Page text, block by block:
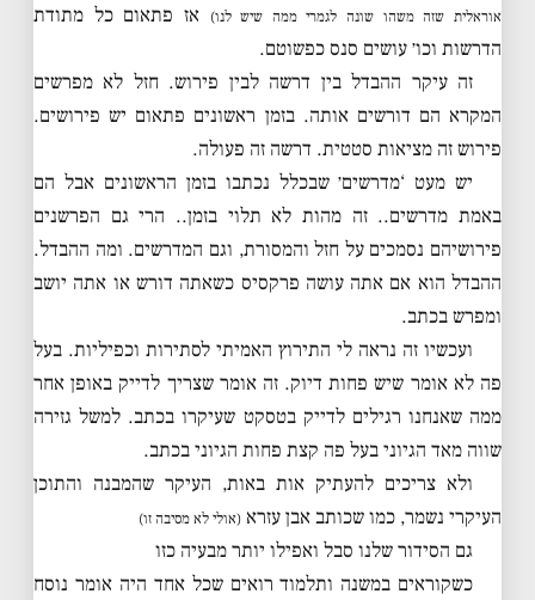
אוראלית שזה משהו שונה לגמרי ממה שיש לנו)
אז פתאום כל מתודת
הדרשות וכו׳ עושים סנס כפשוטם.
זה עיקר ההבדל בין דרשה לבין פירוש. חזל לא מפרשים
המקרא הם דורשים אותה. בזמן ראשונים פתאום יש פירושים.
פירוש זה מציאות סטטית. דרשה זה פעולה.
יש מעט ‘מדרשים׳ שבכלל נכתבו בזמן הראשונים אבל הם
באמת מדרשים.. זה מהות לא תלוי בזמן.. הרי גם הפרשנים
פירושיהם נסמכים על חזל והמסורת, וגם המדרשים. ומה ההבדל.
ההבדל הוא אם אתה עושה פרקסיס כשאתה דורש או אתה יושב
ומפרש בכתב.
ועכשיו זה נראה לי התירוץ האמיתי לסתירות וכפיליות. בעל
פה לא אומר שיש פחות דיוק. זה אומר שצריך לדייק באופן אחר
ממה שאנחנו רגילים לדייק בטסקט שעיקרו בכתב. למשל גזירה
שווה מאד הגיוני בעל פה קצת פחות הגיוני בכתב.
ולא צריכים להעתיק אות באות, העיקר שהמבנה והתוכן
העיקרי נשמר, כמו שכותב אבן עזרא (אולי לא מסיבה זו)
גם הסידור שלנו סבל ואפילו יותר מבעיה כזו
כשקוראים במשנה ותלמוד רואים שכל אחד היה אומר נוסח